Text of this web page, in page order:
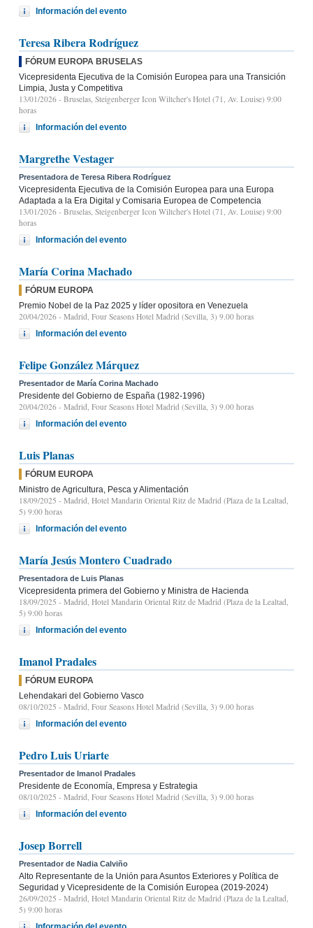
Información del evento
Teresa Ribera Rodríguez
FÓRUM EUROPA BRUSELAS
Vicepresidenta Ejecutiva de la Comisión Europea para una Transición
Limpia, Justa y Competitiva
13/01/2026 - Bruselas, Steigenberger Icon Wiltcher's Hotel (71, Av. Louise) 9:00
horas
Información del evento
Margrethe Vestager
Presentadora de Teresa Ribera Rodríguez
Vicepresidenta Ejecutiva de la Comisión Europea para una Europa
Adaptada a la Era Digital y Comisaria Europea de Competencia
13/01/2026 - Bruselas, Steigenberger Icon Wiltcher's Hotel (71, Av. Louise) 9:00
horas
Información del evento
María Corina Machado
FÓRUM EUROPA
Premio Nobel de la Paz 2025 y líder opositora en Venezuela
20/04/2026 - Madrid, Four Seasons Hotel Madrid (Sevilla, 3) 9.00 horas
Información del evento
Felipe González Márquez
Presentador de María Corina Machado
Presidente del Gobierno de España (1982-1996)
20/04/2026 - Madrid, Four Seasons Hotel Madrid (Sevilla, 3) 9.00 horas
Información del evento
Luis Planas
FÓRUM EUROPA
Ministro de Agricultura, Pesca y Alimentación
18/09/2025 - Madrid, Hotel Mandarin Oriental Ritz de Madrid (Plaza de la Lealtad,
5) 9:00 horas
Información del evento
María Jesús Montero Cuadrado
Presentadora de Luis Planas
Vicepresidenta primera del Gobierno y Ministra de Hacienda
18/09/2025 - Madrid, Hotel Mandarin Oriental Ritz de Madrid (Plaza de la Lealtad,
5) 9:00 horas
Información del evento
Imanol Pradales
FÓRUM EUROPA
Lehendakari del Gobierno Vasco
08/10/2025 - Madrid, Four Seasons Hotel Madrid (Sevilla, 3) 9.00 horas
Información del evento
Pedro Luis Uriarte
Presentador de Imanol Pradales
Presidente de Economía, Empresa y Estrategia
08/10/2025 - Madrid, Four Seasons Hotel Madrid (Sevilla, 3) 9.00 horas
Información del evento
Josep Borrell
Presentador de Nadia Calviño
Alto Representante de la Unión para Asuntos Exteriores y Política de
Seguridad y Vicepresidente de la Comisión Europea (2019-2024)
26/09/2025 - Madrid, Hotel Mandarin Oriental Ritz de Madrid (Plaza de la Lealtad,
5) 9:00 horas
Información del evento